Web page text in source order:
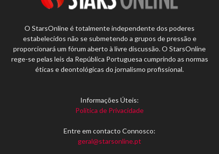
O StarsOnline é totalmente independente dos poderes
estabelecidos não se submetendo a grupos de pressão e
proporcionará um fórum aberto à livre discussão. O StarsOnline
rege-se pelas leis da República Portuguesa cumprindo as normas
éticas e deontológicas do jornalismo profissional.
Informações Úteis:
Política de Privacidade
Entre em contacto Connosco:
geral@starsonline.pt